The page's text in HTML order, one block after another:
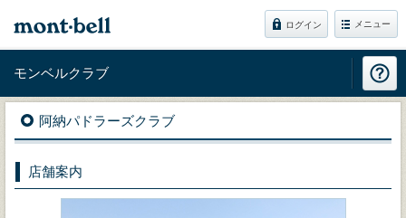
ログイン メニュー
モンベルクラブ
阿納パドラーズクラブ
店舗案内